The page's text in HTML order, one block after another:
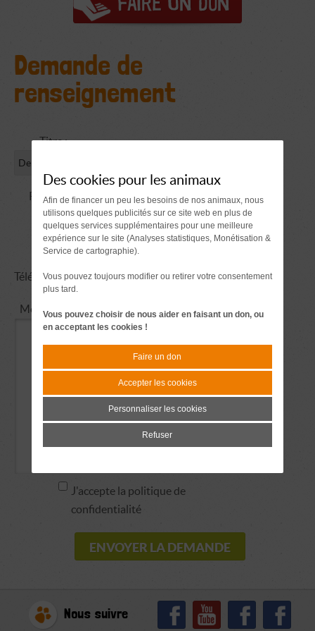
Demande de
renseignement
Titre :
Prénom
NOM :
Email :
Téléphone :
Message :
J'accepte la politique de
confidentialité
Nous suivre
Des cookies pour les animaux
Afin de financer un peu les besoins de nos animaux, nous
utilisons quelques publicités sur ce site web en plus de
quelques services supplémentaires pour une meilleure
expérience sur le site (Analyses statistiques, Monétisation &
Service de cartographie).
Vous pouvez toujours modifier ou retirer votre consentement
plus tard.
Vous pouvez choisir de nous aider en faisant un don, ou
en acceptant les cookies !
Faire un don
Accepter les cookies
Personnaliser les cookies
Refuser